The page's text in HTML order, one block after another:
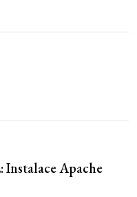
Instalace Apache